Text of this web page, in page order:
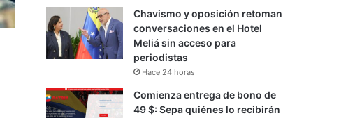
Chavismo y oposición retoman
conversaciones en el Hotel
Meliá sin acceso para
periodistas
Hace 24 horas
Comienza entrega de bono de
49 $: Sepa quiénes lo recibirán